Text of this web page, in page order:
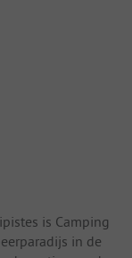
is Camping
in de